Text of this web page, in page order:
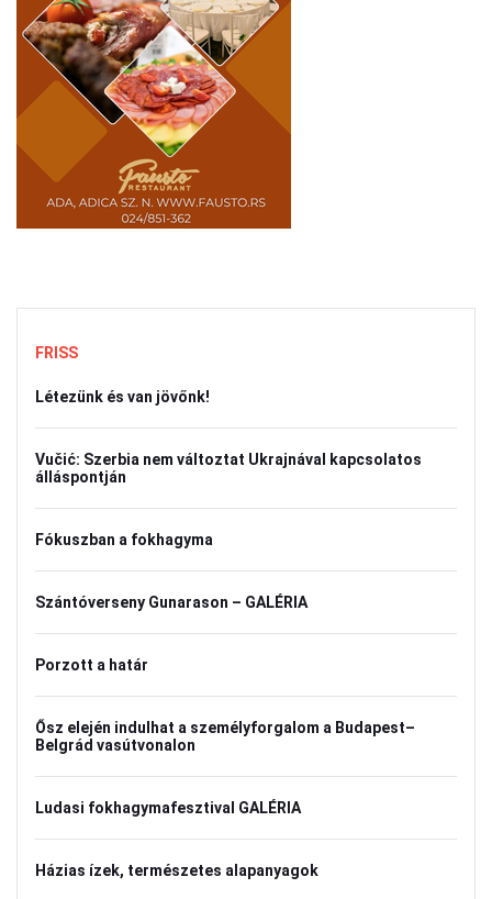
FRISS
Létezünk és van jövőnk!
Vučić: Szerbia nem változtat Ukrajnával kapcsolatos
álláspontján
Fókuszban a fokhagyma
Szántóverseny Gunarason – GALÉRIA
Porzott a határ
Ősz elején indulhat a személyforgalom a Budapest–
Belgrád vasútvonalon
Ludasi fokhagymafesztival GALÉRIA
Házias ízek, természetes alapanyagok